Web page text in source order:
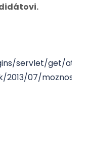
servlet/get/
07/moznosti-